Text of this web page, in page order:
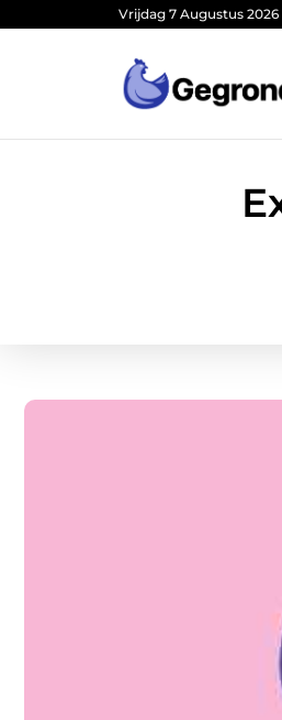
Vrijdag 7 Augustus 2026